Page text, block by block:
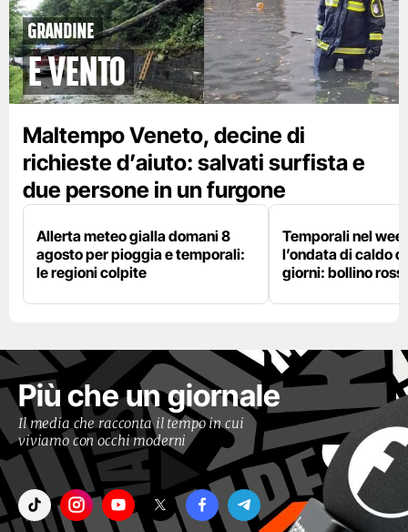
grandine
e vento
Maltempo Veneto, decine di
richieste d’aiuto: salvati surfista e
due persone in un furgone
Allerta meteo gialla domani 8
agosto per pioggia e temporali:
le regioni colpite
Temporali nel
l’ondata di caldo
giorni: bollino
Più che un giornale
Il media che racconta il tempo in cui
viviamo con occhi moderni